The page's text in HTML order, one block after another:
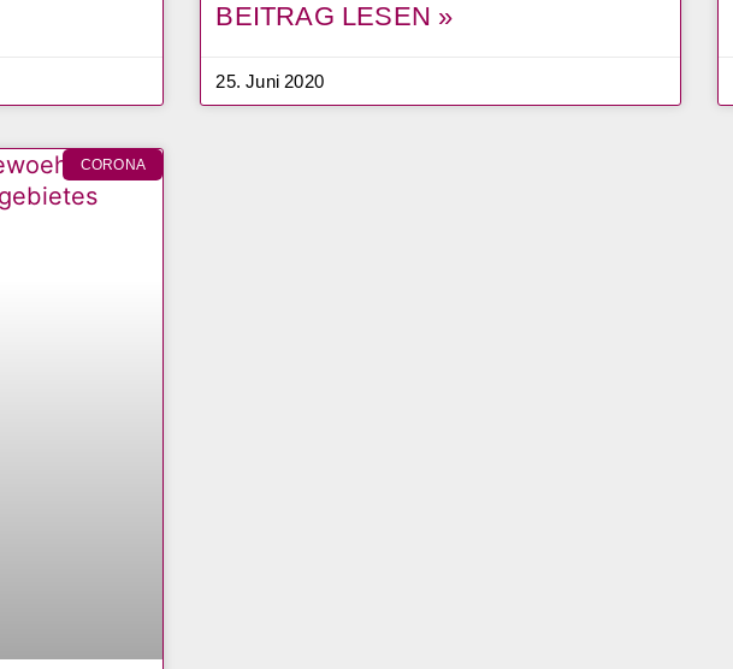
BEITRAG LESEN »
25. Juni 2020
CORONA